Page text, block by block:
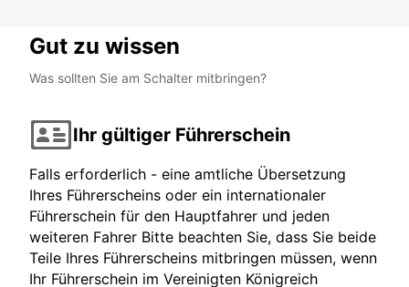
Gut zu wissen
Was sollten Sie am Schalter mitbringen?
Ihr gültiger Führerschein
Falls erforderlich - eine amtliche Übersetzung
Ihres Führerscheins oder ein internationaler
Führerschein für den Hauptfahrer und jeden
weiteren Fahrer Bitte beachten Sie, dass Sie beide
Teile Ihres Führerscheins mitbringen müssen, wenn
Ihr Führerschein im Vereinigten Königreich